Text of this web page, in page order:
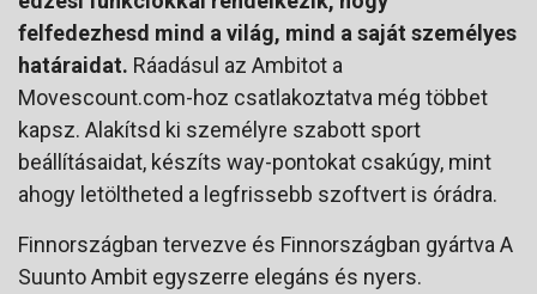
felfedezhesd mind a világ, mind a saját személyes
határaidat. Ráadásul az Ambitot a
Movescount.com-hoz csatlakoztatva még többet
kapsz. Alakítsd ki személyre szabott sport
beállításaidat, készíts way-pontokat csakúgy, mint
ahogy letöltheted a legfrissebb szoftvert is órádra.
Finnországban tervezve és Finnországban gyártva A
Suunto Ambit egyszerre elegáns és nyers.